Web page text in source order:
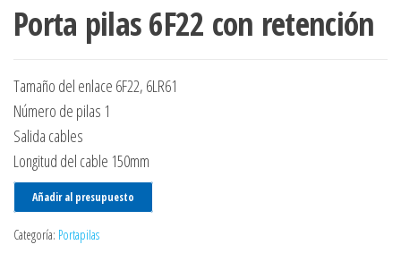
Porta pilas 6F22 con retención
Tamaño del enlace 6F22, 6LR61
Número de pilas 1
Salida cables
Longitud del cable 150mm
Añadir al presupuesto
Categoría: Portapilas